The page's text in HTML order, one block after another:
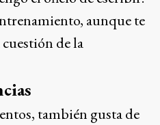
aunque te
de la
también gusta de